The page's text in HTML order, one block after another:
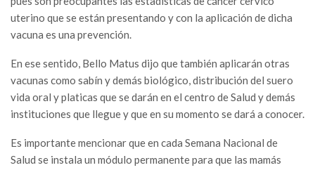
uterino que se están presentando y con la aplicación de dicha
vacuna es una prevención.
En ese sentido, Bello Matus dijo que también aplicarán otras
vacunas como sabín y demás biológico, distribución del suero
vida oral y platicas que se darán en el centro de Salud y demás
instituciones que llegue y que en su momento se dará a conocer.
Es importante mencionar que en cada Semana Nacional de
Salud se instala un módulo permanente para que las mamás